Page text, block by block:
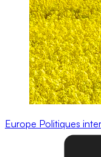
Europe Politiques